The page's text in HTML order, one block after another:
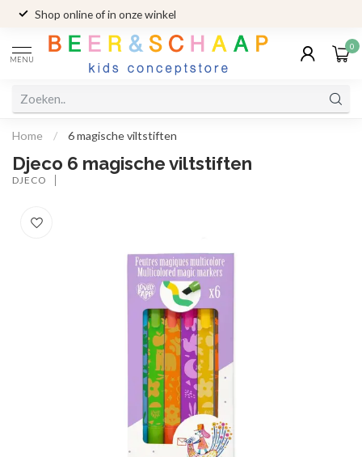
Shop online of in onze winkel
MENU
0
Home / 6 magische viltstiften
Djeco 6 magische viltstiften
DJECO